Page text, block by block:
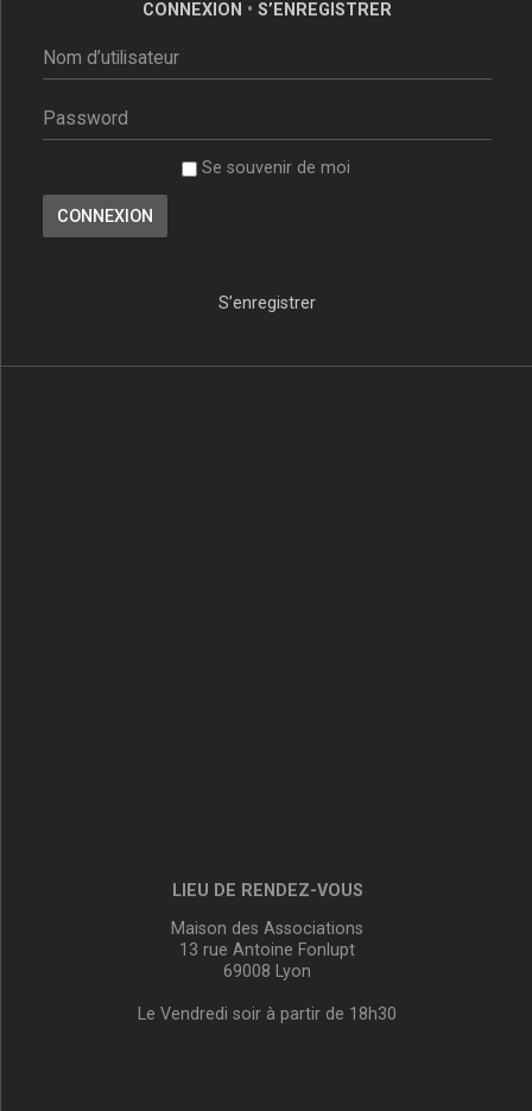
CONNEXION • S’ENREGISTRER
Se souvenir de moi
S’enregistrer
LIEU DE RENDEZ-VOUS
Maison des Associations
13 rue Antoine Fonlupt
69008 Lyon
Le Vendredi soir à partir de 18h30